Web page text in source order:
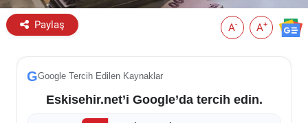
Paylaş A- A+
GGoogle Tercih Edilen Kaynaklar
Eskisehir.net’i Google’da tercih edin.